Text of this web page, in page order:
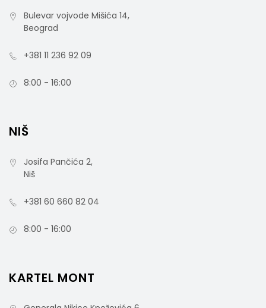
Bulevar vojvode Mišića 14,
Beograd
+381 11 236 92 09
8:00 - 16:00
NIŠ
Josifa Pančića 2,
Niš
+381 60 660 82 04
8:00 - 16:00
KARTEL MONT